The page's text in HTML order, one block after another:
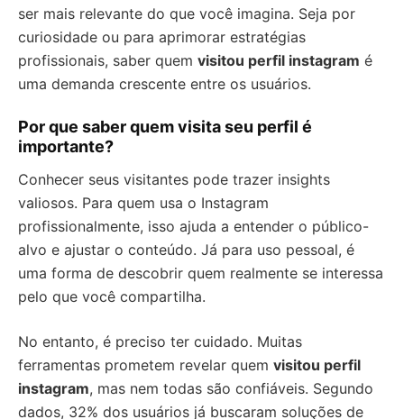
ser mais relevante do que você imagina. Seja por
curiosidade ou para aprimorar estratégias
profissionais, saber quem visitou perfil instagram é
uma demanda crescente entre os usuários.
Por que saber quem visita seu perfil é
importante?
Conhecer seus visitantes pode trazer insights
valiosos. Para quem usa o Instagram
profissionalmente, isso ajuda a entender o público-
alvo e ajustar o conteúdo. Já para uso pessoal, é
uma forma de descobrir quem realmente se interessa
pelo que você compartilha.
No entanto, é preciso ter cuidado. Muitas
ferramentas prometem revelar quem visitou perfil
instagram, mas nem todas são confiáveis. Segundo
dados, 32% dos usuários já buscaram soluções de